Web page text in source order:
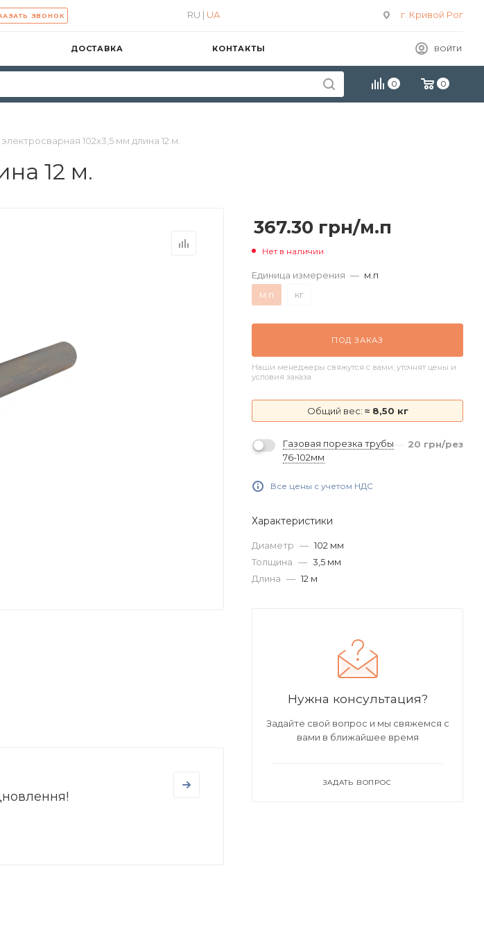
ЗВОНОК г. Кривой Рог
RU | UA
ВОЙТИ
ДОСТАВКА КОНТАКТЫ
0 0
102х3,5 мм длина 12 м.
12 м.
367.30 грн/м.п
Нет в наличии
Единица измерения — м.п
м.п
кг
ПОД ЗАКАЗ
Наши менеджеры свяжутся с вами, уточнят цены и
условия заказа
Общий вес: ≈ 8,50 кг
Газовая порезка трубы
76-102мм
20 грн/рез
Все цены с учетом НДС
Характеристики
Диаметр — 102 мм
Толщина — 3,5 мм
Длина — 12 м
Нужна консультация?
Задайте свой вопрос и мы свяжемся с
вами в ближайшее время
ЗАДАТЬ ВОПРОС